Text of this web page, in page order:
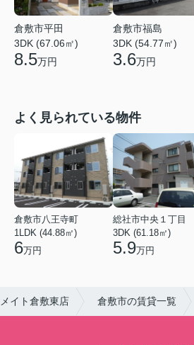
倉敷市平田
3DK (67.06㎡)
8.5万円
倉敷市福島
3DK (54.77㎡)
3.6万円
よく見られている物件
倉敷市八王寺町
1LDK (44.88㎡)
6万円
総社市中央１丁目
3DK (61.18㎡)
5.9万円
イト倉敷東店 倉敷市の賃貸一覧